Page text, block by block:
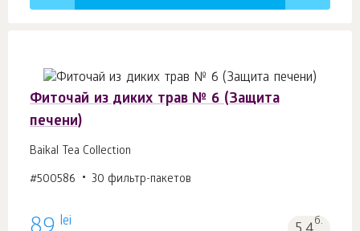
Фиточай из диких трав № 6 (Защита
печени)
Baikal Tea Collection
#500586 30 фильтр-пакетов
lei б.